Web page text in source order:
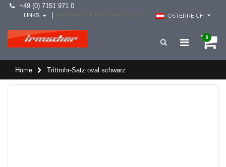
+49 (0) 7151 971 0
ÖSTERREICH
LINKS
0
Home Trittrohr-Satz oval schwarz